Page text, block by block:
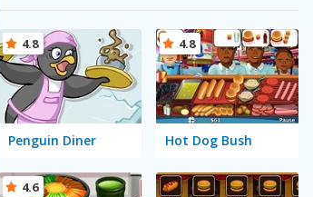
Penguin Diner
4.8
Hot Dog Bush
4.8
4.6